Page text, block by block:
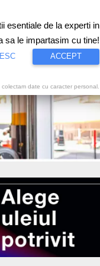
speciale Video
esentiale de la experti in
sa le impartasim cu tine!
ACCEPT
colectam date cu caracter personal.